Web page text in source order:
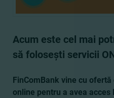
Acum este cel mai
să foloseşti servicii
FinComBank vine cu
online pentru a avea acces